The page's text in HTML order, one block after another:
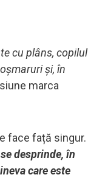
cu plâns, copilul
și, în
marca
face față singur.
desprinde, în
care este